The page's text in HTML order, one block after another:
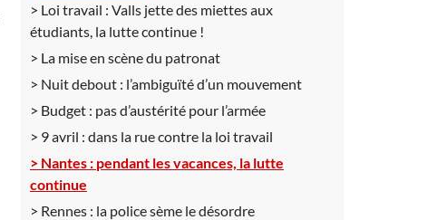
Loi travail : Valls jette des miettes aux
étudiants, la lutte continue !
La mise en scène du patronat
Nuit debout : l’ambiguïté d’un mouvement
Budget : pas d’austérité pour l’armée
9 avril : dans la rue contre la loi travail
Nantes : pendant les vacances, la lutte
continue
Rennes : la police sème le désordre